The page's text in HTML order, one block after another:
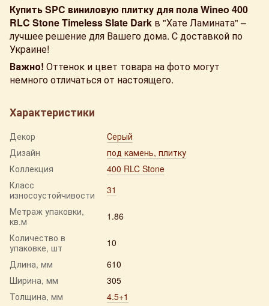
Купить SPC виниловую плитку для пола Wineo 400
RLC Stone Timeless Slate Dark в "Хате Ламината" –
лучшее решение для Вашего дома. С доставкой по
Украине!
Важно! Оттенок и цвет товара на фото могут
немного отличаться от настоящего.
Характеристики
Декор
Серый
Дизайн
под камень, плитку
Коллекция
400 RLC Stone
Класс
износоустойчивости
31
Метраж упаковки,
кв.м
1.86
Количество в
упаковке, шт
10
Длина, мм
610
Ширина, мм
305
Толщина, мм
4.5+1